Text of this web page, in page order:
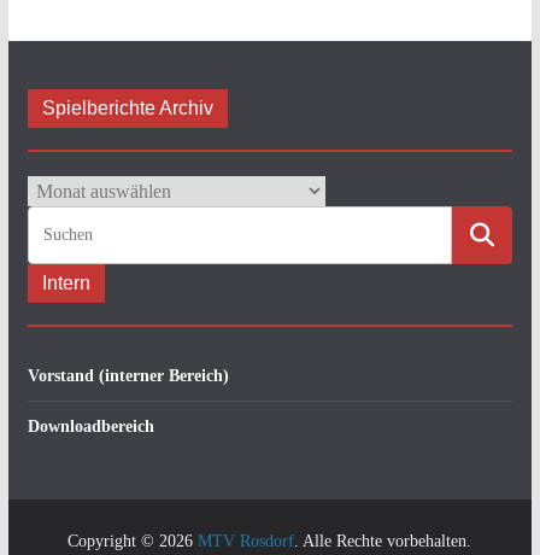
Spielberichte Archiv
Spielberichte
Archiv
Intern
Vorstand (interner Bereich)
Downloadbereich
Copyright © 2026MTV Rosdorf. Alle Rechte vorbehalten.